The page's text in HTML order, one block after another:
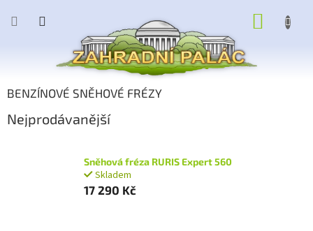
BENZÍNOVÉ SNĚHOVÉ FRÉZY
Nejprodávanější
Sněhová fréza RURIS Expert 560
Skladem
17 290 Kč